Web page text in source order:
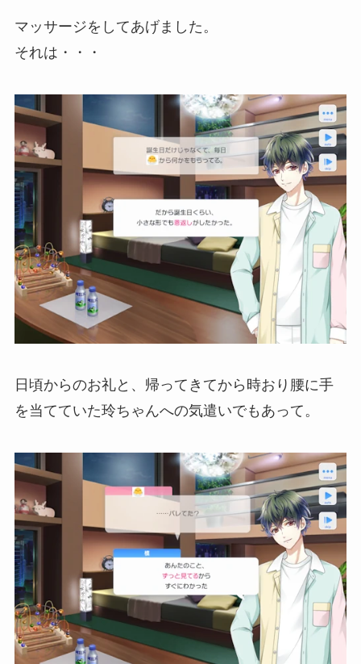
マッサージをしてあげました。
それは・・・
日頃からのお礼と、帰ってきてから時おり腰に手
を当てていた玲ちゃんへの気遣いでもあって。